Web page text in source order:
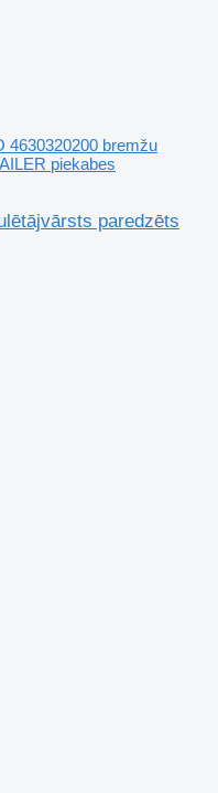
4630320200 bremžu
piekabes
paredzēts